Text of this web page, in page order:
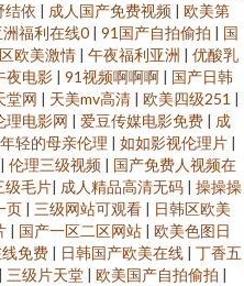
结依 | 成人国产免费视频 | 欧美第
洲福利在线0 | 91国产自拍偷拍 | 国
欧美激情 | 午夜福利亚洲 | 优酸乳
夜电影 | 91视频啊啊啊 | 国产日韩
堂网 | 天美mv高清 | 欧美四级251 |
理电影网 | 爱豆传媒电影免费 | 成
年轻的母亲伦理 | 如如影视伦理片 |
| 伦理三级视频 | 国产免费人视频在
级毛片| 成人精品高清无码 | 操操操
页 | 三级网站可观看 | 日韩区欧美
| 国产一区二区网站 | 欧美色图日
免费 | 日韩国产欧美在线 | 丁香五
| 三级片天堂 | 欧美国产自拍偷拍 |